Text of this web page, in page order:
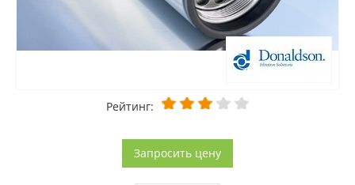
Рейтинг:
Запросить цену